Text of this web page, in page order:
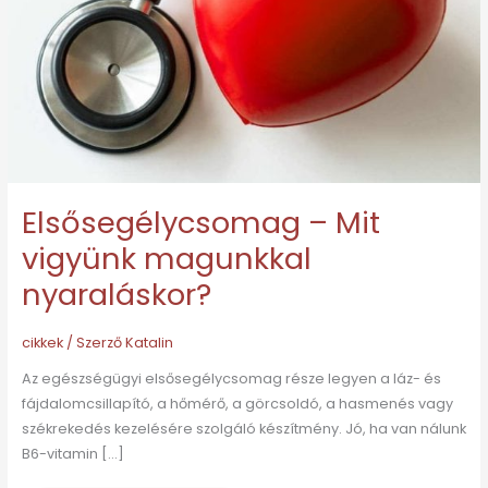
Elsősegélycsomag – Mit
vigyünk magunkkal
nyaraláskor?
cikkek/ SzerzőKatalin
Az egészségügyi elsősegélycsomag része legyen a láz- és
fájdalomcsillapító, a hőmérő, a görcsoldó, a hasmenés vagy
székrekedés kezelésére szolgáló készítmény. Jó, ha van nálunk
B6-vitamin […]
nyaraláskor?